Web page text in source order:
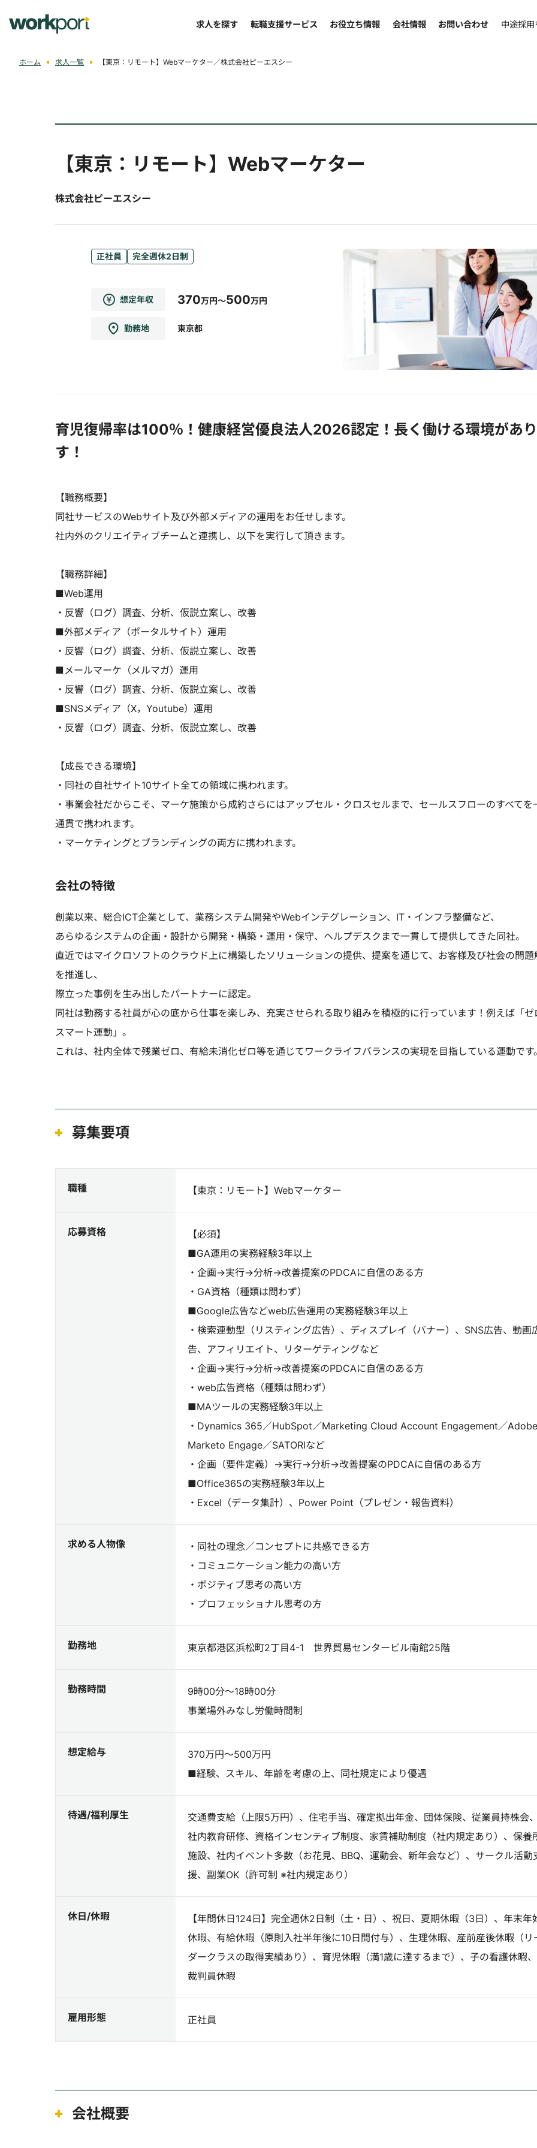
求人を探す 転職支援サービス お役立ち情報 会社情報 お問い合わせ 中途採
ホーム 求人一覧 【東京：リモート】Webマーケター／株式会社ピーエスシー
【東京：リモート】Webマーケター
株式会社ピーエスシー
正社員 完全週休2日制
想定年収 370万円～500万円
勤務地 東京都
育児復帰率は100％！健康経営優良法人2026認定！長く働ける環境があ
す！
【職務概要】
同社サービスのWebサイト及び外部メディアの運用をお任せします。
社内外のクリエイティブチームと連携し、以下を実行して頂きます。
【職務詳細】
■Web運用
・反響（ログ）調査、分析、仮説立案し、改善
■外部メディア（ポータルサイト）運用
・反響（ログ）調査、分析、仮説立案し、改善
■メールマーケ（メルマガ）運用
・反響（ログ）調査、分析、仮説立案し、改善
■SNSメディア（X，Youtube）運用
・反響（ログ）調査、分析、仮説立案し、改善
【成長できる環境】
・同社の自社サイト10サイト全ての領域に携われます。
・事業会社だからこそ、マーケ施策から成約さらにはアップセル・クロスセルまで、セールスフローのすべてを
通貫で携われます。
・マーケティングとブランディングの両方に携われます。
会社の特徴
創業以来、総合ICT企業として、業務システム開発やWebインテグレーション、IT・インフラ整備など、
あらゆるシステムの企画・設計から開発・構築・運用・保守、ヘルプデスクまで一貫して提供してきた同社。
直近ではマイクロソフトのクラウド上に構築したソリューションの提供、提案を通じて、お客様及び社会の問題
を推進し、
際立った事例を生み出したパートナーに認定。
同社は勤務する社員が心の底から仕事を楽しみ、充実させられる取り組みを積極的に行っています！例えば「ゼ
スマート運動」。
これは、社内全体で残業ゼロ、有給未消化ゼロ等を通じてワークライフバランスの実現を目指している運動です
募集要項
職種 【東京：リモート】Webマーケター
応募資格
【必須】
■GA運用の実務経験3年以上
・企画→実行→分析→改善提案のPDCAに自信のある方
・GA資格（種類は問わず）
■Google広告などweb広告運用の実務経験3年以上
・検索連動型（リスティング広告）、ディスプレイ（バナー）、SNS広告、動画
告、アフィリエイト、リターゲティングなど
・企画→実行→分析→改善提案のPDCAに自信のある方
・web広告資格（種類は問わず）
■MAツールの実務経験3年以上
・Dynamics 365／HubSpot／Marketing Cloud Account Engagement／Adobe
Marketo Engage／SATORIなど
・企画（要件定義）→実行→分析→改善提案のPDCAに自信のある方
■Office365の実務経験3年以上
・Excel（データ集計）、Power Point（プレゼン・報告資料）
求める人物像
・同社の理念／コンセプトに共感できる方
・コミュニケーション能力の高い方
・ポジティブ思考の高い方
・プロフェッショナル思考の方
勤務地 東京都港区浜松町2丁目4-1 世界貿易センタービル南館25階
勤務時間
9時00分～18時00分
事業場外みなし労働時間制
想定給与
370万円～500万円
■経験、スキル、年齢を考慮の上、同社規定により優遇
待遇/福利厚生
交通費支給（上限5万円）、住宅手当、確定拠出年金、団体保険、従業員持株会
社内教育研修、資格インセンティブ制度、家賃補助制度（社内規定あり）、保養
施設、社内イベント多数（お花見、BBQ、運動会、新年会など）、サークル活動
援、副業OK（許可制 ※社内規定あり）
休日/休暇
【年間休日124日】完全週休2日制（土・日）、祝日、夏期休暇（3日）、年末年
休暇、有給休暇（原則入社半年後に10日間付与）、生理休暇、産前産後休暇（リ
ダークラスの取得実績あり）、育児休暇（満1歳に達するまで）、子の看護休暇、
裁判員休暇
雇用形態 正社員
会社概要